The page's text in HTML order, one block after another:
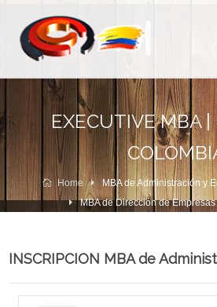
EXECUTIVE MBA |
Home
MBA de Administración y
MBA de Dirección de
INSCRIPCION MBA de